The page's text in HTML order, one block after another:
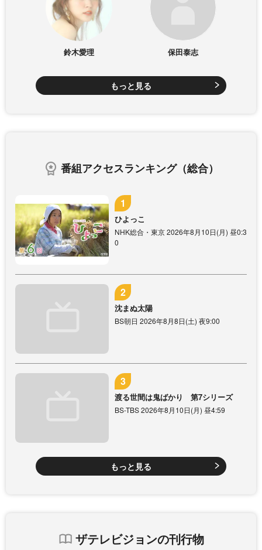
鈴木愛理 保田泰志
もっと見る
番組アクセスランキング（総合）
ひよっこ
NHK総合・東京 2026年8月10日(月) 昼0:3
0
沈まぬ太陽
BS朝日 2026年8月8日(土) 夜9:00
渡る世間は鬼ばかり 第7シリーズ
BS-TBS 2026年8月10日(月) 昼4:59
もっと見る
ザテレビジョンの刊行物